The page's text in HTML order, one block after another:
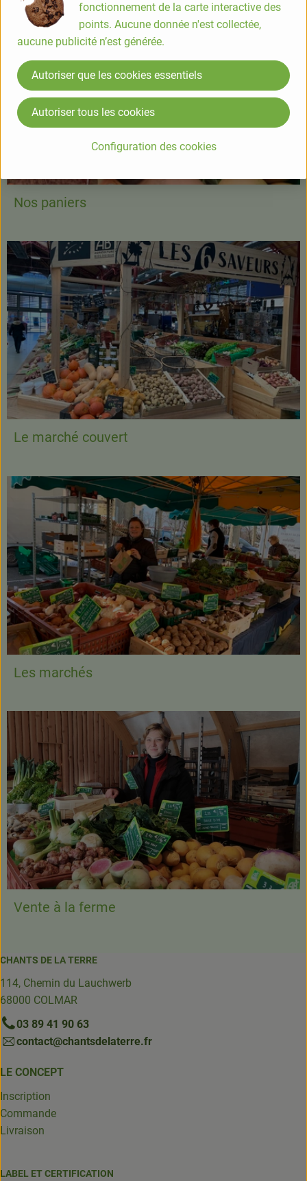
Nos paniers
Le marché couvert
Les marchés
Vente à la ferme
CHANTS DE LA TERRE
114, Chemin du Lauchwerb
68000 COLMAR
03 89 41 90 63
contact@chantsdelaterre.fr
LE CONCEPT
Inscription
Commande
Livraison
LABEL ET CERTIFICATION
fonctionnement de la carte interactive des
points. Aucune donnée n'est collectée,
aucune publicité n’est générée.
Configuration des cookies
Autoriser que les cookies essentiels
Autoriser tous les cookies